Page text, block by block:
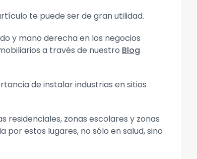
te puede ser de gran utilidad.
y mano derecha en los negocios
a través de nuestro Blog
de instalar industrias en sitios
residenciales, zonas escolares y zonas
estos lugares, no sólo en salud, sino